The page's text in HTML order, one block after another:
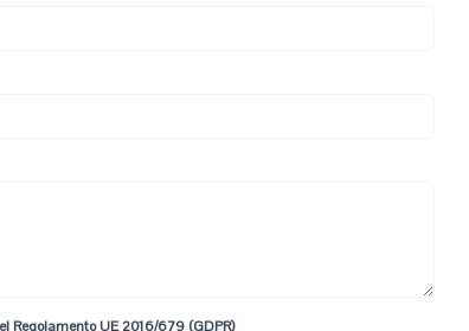
Regolamento UE 2016/679 (GDPR)